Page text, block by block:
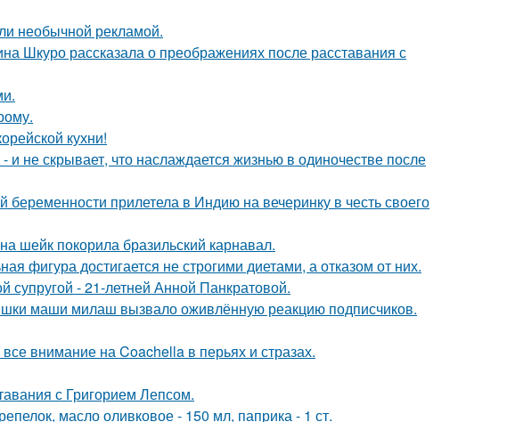
необычной рекламой.
Шкуро рассказала о преображениях после расставания с
кухни!
не скрывает, что наслаждается жизнью в одиночестве после
прилетела в Индию на вечеринку в честь своего
шейк покорила бразильский карнавал.
фигура достигается не строгими диетами, а отказом от них.
супругой - 21-летней Анной Панкратовой.
маши милаш вызвало оживлённую реакцию подписчиков.
внимание на Coachella в перьях и стразах.
с Григорием Лепсом.
масло оливковое - 150 мл, паприка - 1 ст.